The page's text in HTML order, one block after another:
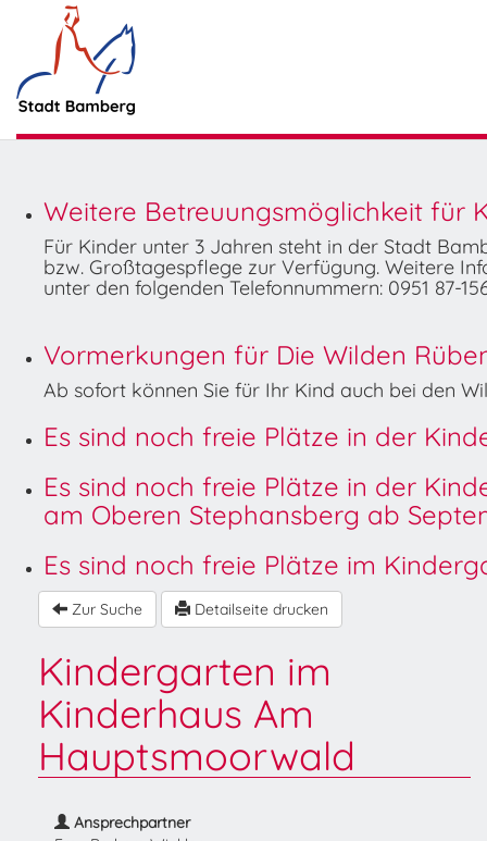
Weitere Betreuungsmöglichkeit für
Für Kinder unter 3 Jahren steht in der Stadt
bzw. Großtagespflege zur Verfügung. Weitere
unter den folgenden Telefonnummern: 0951 87-
Vormerkungen für Die Wilden
Ab sofort können Sie für Ihr Kind auch bei den
Es sind noch freie Plätze in der
Es sind noch freie Plätze in der
am Oberen Stephansberg ab
Es sind noch freie Plätze im
Zur Suche Detailseite drucken
Kindergarten im
Kinderhaus Am
Hauptsmoorwald
Ansprechpartner